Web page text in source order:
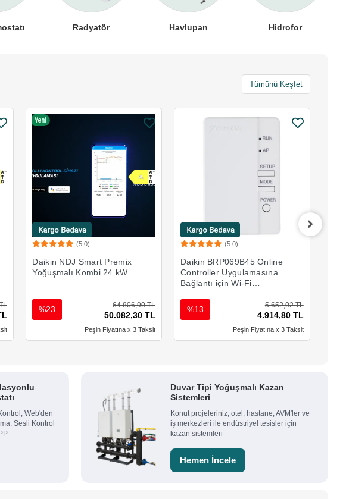
Radyatör Havlupan Hidrofor
Tümünü Keşfet
(5.0)
Daikin NDJ Smart Premix
Yoğuşmalı Kombi 24 kW
64.806,90 TL
50.082,30 TL
%23
Peşin Fiyatına x 3 Taksit
(5.0)
Daikin BRP069B45 Online
Controller Uygulamasına
Bağlantı için Wi-Fi
5.652,02 TL
4.914,80 TL
%13
Peşin Fiyatına x 3 Taksit
Web'den
Sesli Kontrol
Duvar Tipi Yoğuşmalı Kazan
Sistemleri
Konut projeleriniz, otel, hastane, AVM'ler ve
iş merkezleri ile endüstriyel tesisler için
kazan sistemleri
Hemen İncele